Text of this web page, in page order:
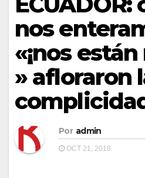
nos
«¡nos
» afloraron
Por admin
OCT 21, 2018